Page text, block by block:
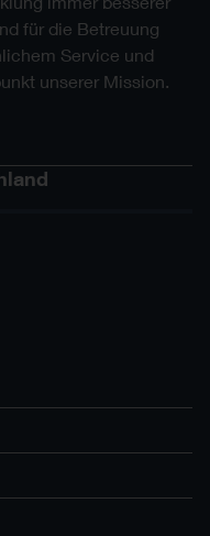
für die Betreuung
Service und
unserer Mission.